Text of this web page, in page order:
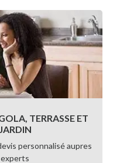
TERRASSE ET
personnalisé aupres